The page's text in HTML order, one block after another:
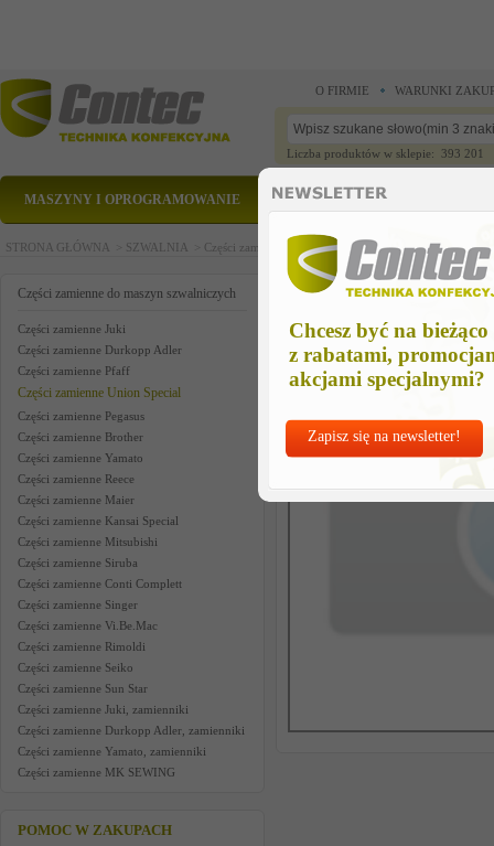
Chcesz być na bieżąco
z rabatami,
akcjami specjalnymi?
Zapisz się na newsletter!
O FIRMIE WARUNKI
Liczba produktów w sklepie: 393 201
MASZYNY I OPROGRAMOWANIE CZĘŚCI ZAMIENNE
STRONA GŁÓWNA > SZWALNIA > Części zamienne do maszyn szwalniczych >Części
Części zamienne do maszyn szwalniczych
Części zamienne Juki
Części zamienne Durkopp Adler
Części zamienne Pfaff
Części zamienne Union Special
Części zamienne Pegasus
Części zamienne Brother
Części zamienne Yamato
Części zamienne Reece
Części zamienne Maier
Części zamienne Kansai Special
Części zamienne Mitsubishi
Części zamienne Siruba
Części zamienne Conti Complett
Części zamienne Singer
Części zamienne Vi.Be.Mac
Części zamienne Rimoldi
Części zamienne Seiko
Części zamienne Sun Star
Części zamienne Juki, zamienniki
Części zamienne Durkopp Adler, zamienniki
Części zamienne Yamato, zamienniki
Części zamienne MK SEWING
POMOC W ZAKUPACH
label clamp kit us